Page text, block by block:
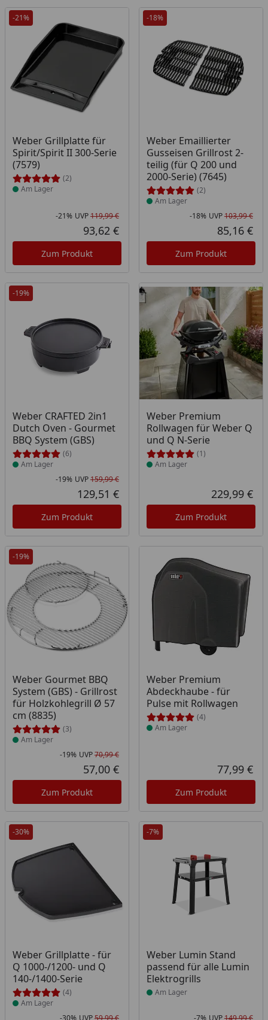
-21%
Weber Grillplatte für
Spirit/Spirit II 300-Serie
(7579)
(2)
Produkt am Lager
Am Lager
Rabatt in Prozent
-21%
Ursprünglicher Preis
UVP119,99 €
Aktueller Preis
93,62 €
Zum Produkt
-18%
Weber Emaillierter
Gusseisen Grillrost 2-
teilig (für Q 200 und
2000-Serie) (7645)
(2)
Produkt am Lager
Am Lager
-18% UVP103,99 €
85,16 €
Zum Produkt
-19%
Weber CRAFTED 2in1
Dutch Oven - Gourmet
BBQ System (GBS)
(6)
Produkt am Lager
Am Lager
Rabatt in Prozent
-19%
Ursprünglicher Preis
UVP159,99 €
Aktueller Preis
129,51 €
Zum Produkt
Weber Premium
Rollwagen für Weber Q
und Q N-Serie
(1)
Produkt am Lager
Am Lager
229,99 €
Zum Produkt
-19%
Weber Gourmet BBQ
System (GBS) - Grillrost
für Holzkohlegrill Ø 57
cm (8835)
(3)
Produkt am Lager
Am Lager
Rabatt in Prozent
-19%
Ursprünglicher Preis
UVP70,99 €
Aktueller Preis
57,00 €
Zum Produkt
Weber Premium
Abdeckhaube - für
Pulse mit Rollwagen
(4)
Produkt am Lager
Am Lager
77,99 €
Zum Produkt
-30%
Weber Grillplatte - für
Q 1000-/1200- und Q
140-/1400-Serie
(4)
Produkt am Lager
Am Lager
-30% UVP59,99 €
-7%
Weber Lumin Stand
passend für alle Lumin
Elektrogrills
Produkt am Lager
Am Lager
-7% UVP149,99 €